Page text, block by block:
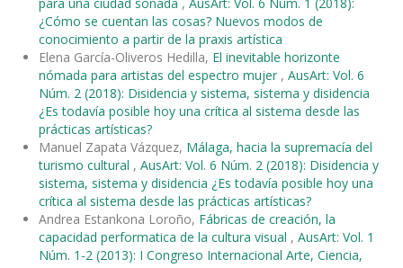
para una ciudad soñada , AusArt: Vol. 6 Núm. 1 (2018):
¿Cómo se cuentan las cosas? Nuevos modos de
conocimiento a partir de la praxis artística
Elena García-Oliveros Hedilla, El inevitable horizonte
nómada para artistas del espectro mujer , AusArt: Vol. 6
Núm. 2 (2018): Disidencia y sistema, sistema y disidencia
¿Es todavía posible hoy una crítica al sistema desde las
prácticas artísticas?
Manuel Zapata Vázquez, Málaga, hacia la supremacía del
turismo cultural , AusArt: Vol. 6 Núm. 2 (2018): Disidencia y
sistema, sistema y disidencia ¿Es todavía posible hoy una
crítica al sistema desde las prácticas artísticas?
Andrea Estankona Loroño, Fábricas de creación, la
capacidad performatica de la cultura visual , AusArt: Vol. 1
Núm. 1-2 (2013): I Congreso Internacional Arte, Ciencia,